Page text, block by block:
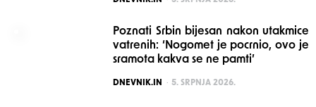
Poznati Srbin bijesan nakon utakmice
vatrenih: ‘Nogomet je pocrnio, ovo je
sramota kakva se ne pamti’
POSTED
DNEVNIK.IN 5. SRPNJA 2026.